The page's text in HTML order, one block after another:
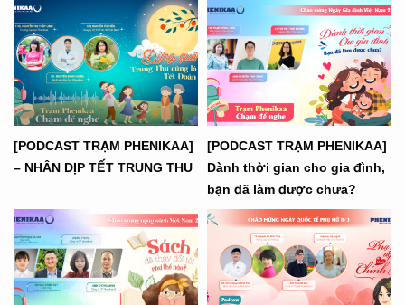
[PODCAST TRẠM PHENIKAA]
– NHÂN DỊP TẾT TRUNG THU
[PODCAST TRẠM PHENIKAA]
Dành thời gian cho gia đình,
bạn đã làm được chưa?